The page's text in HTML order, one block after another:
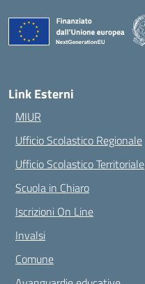
Link Esterni
MIUR
Ufficio Scolastico Regionale
Ufficio Scolastico Territoriale
Scuola in Chiaro
Iscrizioni On Line
Invalsi
Comune